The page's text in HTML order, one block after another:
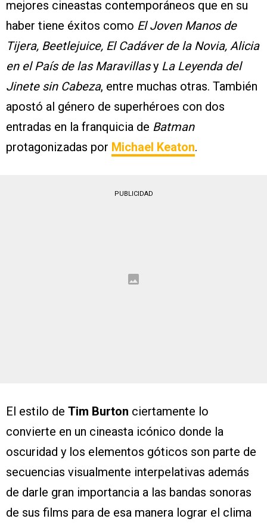
mejores cineastas contemporáneos que en su
haber tiene éxitos como El Joven Manos de
Tijera, Beetlejuice, El Cadáver de la Novia, Alicia
en el País de las Maravillasy La Leyenda del
Jinete sin Cabeza, entre muchas otras. También
apostó al género de superhéroes con dos
entradas en la franquicia de Batman
protagonizadas por Michael Keaton.
PUBLICIDAD
El estilo de Tim Burton ciertamente lo
convierte en un cineasta icónico donde la
oscuridad y los elementos góticos son parte de
secuencias visualmente interpelativas además
de darle gran importancia a las bandas sonoras
de sus films para de esa manera lograr el clima